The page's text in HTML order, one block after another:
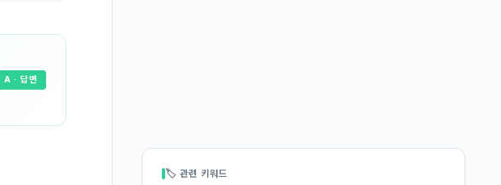
A · 답변
🏷 관련 키워드